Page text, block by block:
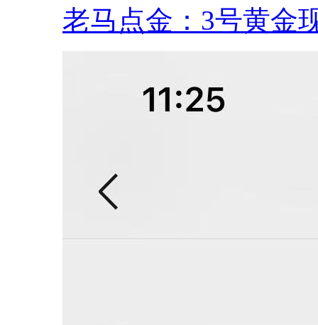
老马点金：3号黄金